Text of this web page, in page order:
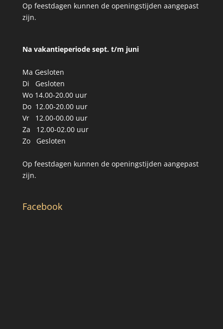
Op feestdagen kunnen de openingstijden aangepast
zijn.
Na vakantieperiode sept. t/m juni
Ma Gesloten
Di Gesloten
Wo 14.00-20.00 uur
Do 12.00-20.00 uur
Vr 12.00-00.00 uur
Za 12.00-02.00 uur
Zo Gesloten
Op feestdagen kunnen de openingstijden aangepast
zijn.
Facebook